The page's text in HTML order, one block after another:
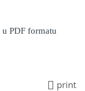
u PDF formatu
print